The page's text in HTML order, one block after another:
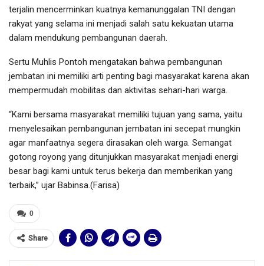
terjalin mencerminkan kuatnya kemanunggalan TNI dengan
rakyat yang selama ini menjadi salah satu kekuatan utama
dalam mendukung pembangunan daerah.
Sertu Muhlis Pontoh mengatakan bahwa pembangunan
jembatan ini memiliki arti penting bagi masyarakat karena akan
mempermudah mobilitas dan aktivitas sehari-hari warga.
“Kami bersama masyarakat memiliki tujuan yang sama, yaitu
menyelesaikan pembangunan jembatan ini secepat mungkin
agar manfaatnya segera dirasakan oleh warga. Semangat
gotong royong yang ditunjukkan masyarakat menjadi energi
besar bagi kami untuk terus bekerja dan memberikan yang
terbaik,” ujar Babinsa.(Farisa)
0
Share